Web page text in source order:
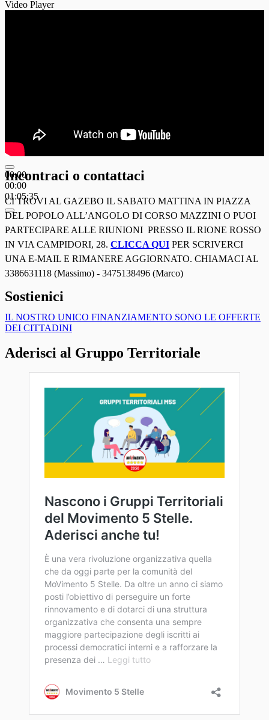
Video Player
00:00
00:00
01:05:35
Incontraci o contattaci
CI TROVI AL GAZEBO IL SABATO MATTINA IN PIAZZA
DEL POPOLO ALL’ANGOLO DI CORSO MAZZINI O PUOI
PARTECIPARE ALLE RIUNIONI PRESSO IL RIONE ROSSO
IN VIA CAMPIDORI, 28. CLICCA QUI PER SCRIVERCI
UNA E-MAIL E RIMANERE AGGIORNATO. CHIAMACI AL
3386631118 (Massimo) - 3475138496 (Marco)
Sostienici
IL NOSTRO UNICO FINANZIAMENTO SONO LE OFFERTE
DEI CITTADINI
Aderisci al Gruppo Territoriale